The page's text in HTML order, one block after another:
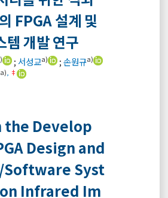
FPGA 설계 및
개발 연구
;서성교a) ;손원규a)
a) ‡
the Develop
Design and
Syst
Infrared Im